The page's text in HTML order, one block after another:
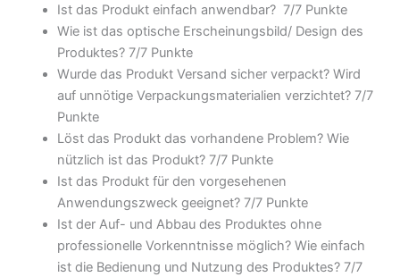
Ist das Produkt einfach anwendbar? 7/7 Punkte
Wie ist das optische Erscheinungsbild/ Design des
Produktes? 7/7 Punkte
Wurde das Produkt Versand sicher verpackt? Wird
auf unnötige Verpackungsmaterialien verzichtet? 7/7
Punkte
Löst das Produkt das vorhandene Problem? Wie
nützlich ist das Produkt? 7/7 Punkte
Ist das Produkt für den vorgesehenen
Anwendungszweck geeignet? 7/7 Punkte
Ist der Auf- und Abbau des Produktes ohne
professionelle Vorkenntnisse möglich? Wie einfach
ist die Bedienung und Nutzung des Produktes? 7/7